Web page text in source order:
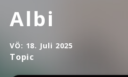
Albi
VÖ: 18. Juli 2025
Topic